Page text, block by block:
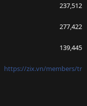
237,512
277,422
139,445
https://zix.vn/members/tr